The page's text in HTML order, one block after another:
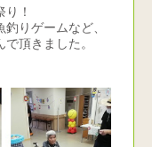
！
りゲームなど、
頂きました。